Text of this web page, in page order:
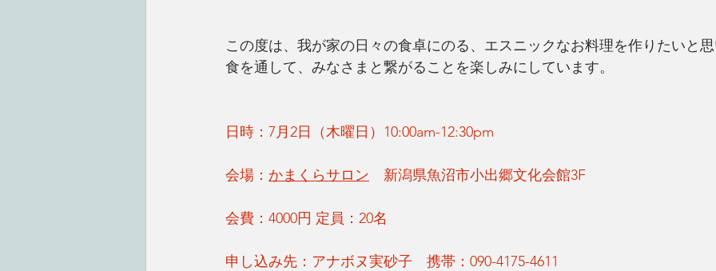
この度は、我が家の日々の食卓にのる、エスニックなお料理を作りたいと
食を通して、みなさまと繋がることを楽しみにしています。
日時：7月2日（木曜日）10:00am-12:30pm
会場： かまくらサロン 新潟県魚沼市小出郷文化会館3F
会費：4000円 定員：20名
申し込み先：アナボヌ実砂子　携帯：090-4175-4611